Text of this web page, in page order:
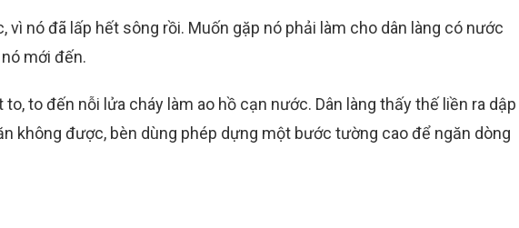
vì nó đã lấp hết sông rồi. Muốn gặp nó phải làm cho dân làng có nước
mới đến.
to đến nỗi lửa cháy làm ao hồ cạn nước. Dân làng thấy thế liền ra dập
không được, bèn dùng phép dựng một bước tường cao để ngăn dòng